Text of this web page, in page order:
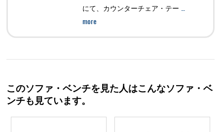
にて、カウンターチェア・テー …
more
このソファ・ベンチを見た人はこんなソファ・ベ
ンチも見ています。